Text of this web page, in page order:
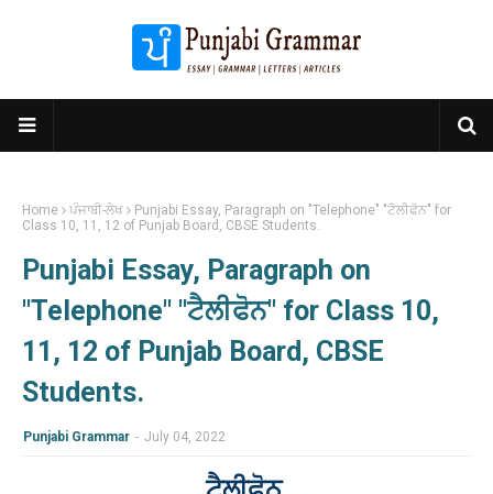
Home ਪੰਜਾਬੀ-ਲੇਖ
Punjabi Essay, Paragraph on "Telephone" "ਟੈਲੀਫੋਨ" for
Class 10, 11, 12 of Punjab Board, CBSE Students.
Punjabi Essay, Paragraph on
"Telephone" "ਟੈਲੀਫੋਨ" for Class 10,
11, 12 of Punjab Board, CBSE
Students.
Punjabi Grammar - July 04, 2022